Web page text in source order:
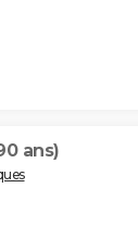
ans)